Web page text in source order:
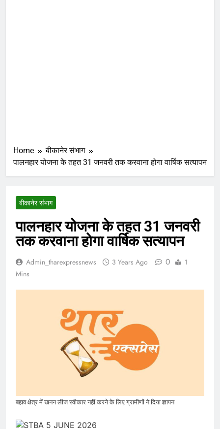
Home
बीकानेर संभाग
पालनहार योजना के तहत 31 जनवरी तक करवाना होगा वार्षिक सत्यापन
बीकानेर संभाग
पालनहार योजना के तहत 31 जनवरी
तक करवाना होगा वार्षिक सत्यापन
Admin_tharexpressnews 3 Years Ago 0
1
Mins
बहाव क्षेत्र में खनन लीज स्वीकार नहीं करने के लिए ग्रामीणों ने दिया ज्ञापन